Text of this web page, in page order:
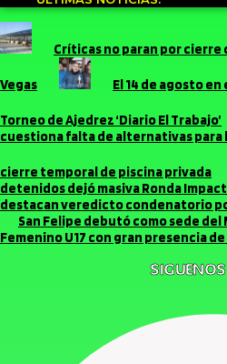
Críticas no paran por cierre
Vegas El 14 de agosto en
Torneo de Ajedrez ‘Diario El Trabajo’
cuestiona falta de alternativas
cierre temporal de piscina privada
detenidos dejó masiva Ronda
destacan veredicto condenatorio
San Felipe debutó como sede del
Femenino U17 con gran presencia